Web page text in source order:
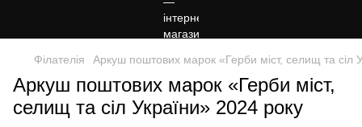
Філателія Аркуш поштових марок «Герби міст, селищ та сіл
Аркуш поштових марок «Герби міст,
селищ та сіл України» 2024 року